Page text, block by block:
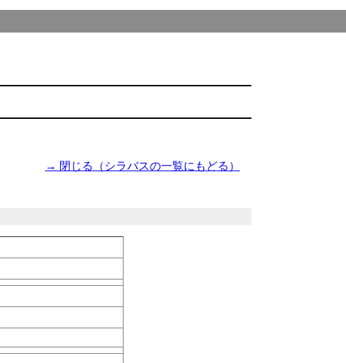
→ 閉じる（シラバスの一覧にもどる）